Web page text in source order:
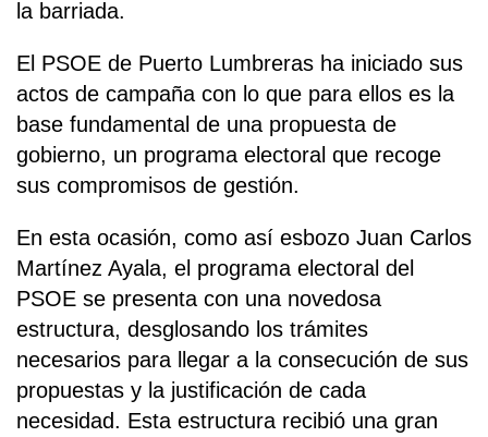
la barriada.
El PSOE de Puerto Lumbreras ha iniciado sus
actos de campaña con lo que para ellos es la
base fundamental de una propuesta de
gobierno, un programa electoral que recoge
sus compromisos de gestión.
En esta ocasión, como así esbozo Juan Carlos
Martínez Ayala, el programa electoral del
PSOE se presenta con una novedosa
estructura, desglosando los trámites
necesarios para llegar a la consecución de sus
propuestas y la justificación de cada
necesidad. Esta estructura recibió una gran